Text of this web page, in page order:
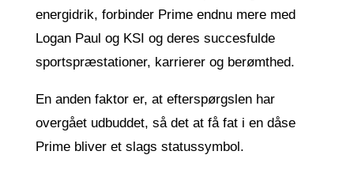
energidrik, forbinder Prime endnu mere med
Logan Paul og KSI og deres succesfulde
sportspræstationer, karrierer og berømthed.
En anden faktor er, at efterspørgslen har
overgået udbuddet, så det at få fat i en dåse
Prime bliver et slags statussymbol.